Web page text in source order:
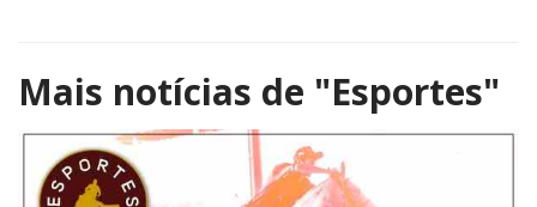
Mais notícias de "Esportes"